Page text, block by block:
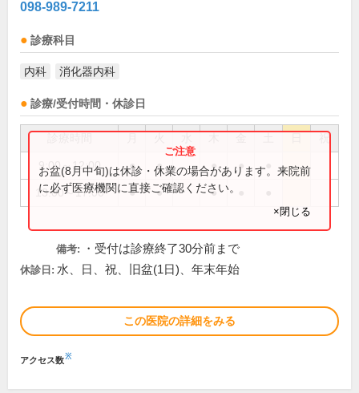
098-989-7211
診療科目
内科 消化器内科
診療/受付時間・休診日
祝
9:00～12:00 ● ● ● ●
13:00～17:00 ● ● ●
お盆(8月中旬)は休診・休業の場合があります。来院前
に必ず医療機関に直接ご確認ください。
×閉じる
備考: ・受付は診療終了30分前まで
休診日: 水、日、祝、旧盆(1日)、年末年始
この医院の詳細をみる
アクセス数※